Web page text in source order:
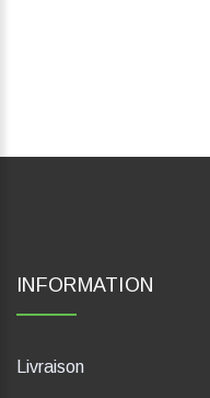
INFORMATION
Livraison